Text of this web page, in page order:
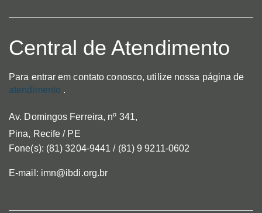
Central de Atendimento
Para entrar em contato conosco, utilize nossa página de
atendimento .
Av. Domingos Ferreira, nº 341,
Pina, Recife / PE
Fone(s): (81) 3204-9441 / (81) 9 9211-0602
E-mail: imn@ibdi.org.br